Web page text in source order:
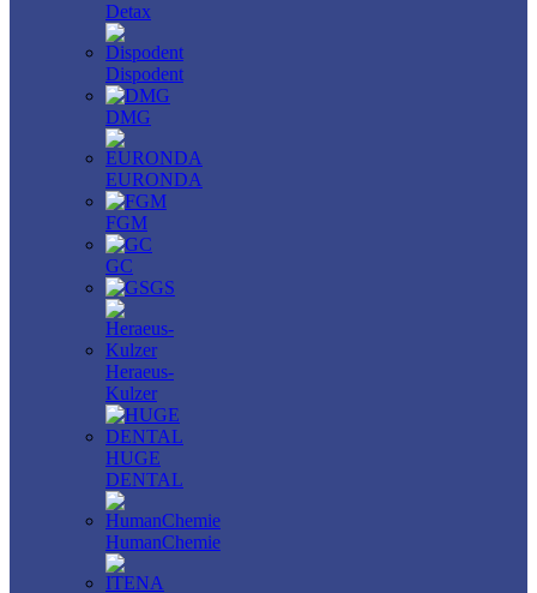
Detax
Dispodent
DMG
EURONDA
FGM
GC
GS
Heraeus-
Kulzer
HUGE
DENTAL
HumanChemie